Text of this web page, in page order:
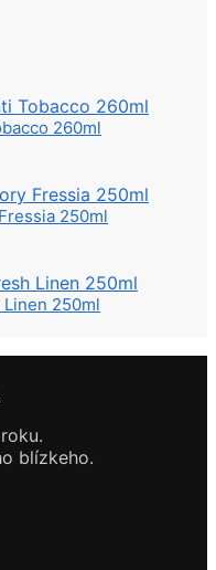
260ml
250ml
Linen 250ml
blízkeho.